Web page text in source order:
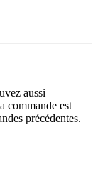
aussi
commande est
précédentes.